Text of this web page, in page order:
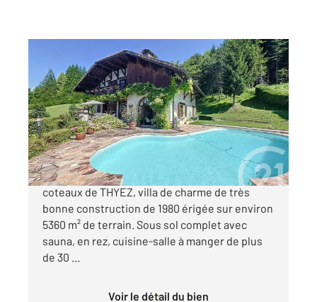
212 m2, 9 pièces
Ref : 1161
Maison à vendre
840 000 €
Au calme avec vue remarquable, sur les
coteaux de THYEZ, villa de charme de très
bonne construction de 1980 érigée sur environ
5360 m² de terrain. Sous sol complet avec
sauna, en rez, cuisine-salle à manger de plus
de 30 ...
Voir le détail du bien